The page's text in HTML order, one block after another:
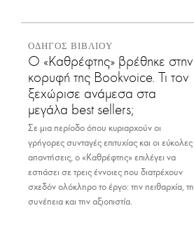
ΟΔΗΓΟΣ ΒΙΒΛΙΟΥ
Ο «Καθρέφτης» βρέθηκε στην
κορυφή της Bookvoice. Τι τον
ξεχώρισε ανάμεσα στα
μεγάλα best sellers;
Σε μια περίοδο όπου κυριαρχούν οι
γρήγορες συνταγές επιτυχίας και οι εύκολες
απαντήσεις, ο «Καθρέφτης» επιλέγει να
εστιάσει σε τρεις έννοιες που διατρέχουν
σχεδόν ολόκληρο το έργο: την πειθαρχία, τη
συνέπεια και την αξιοπιστία.